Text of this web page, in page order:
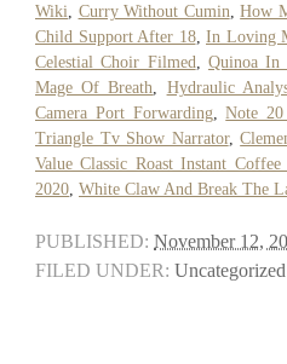
Wiki
Curry Without Cumin ,How
Child Support After 18, In Loving
Celestial Choir Filmed
Quinoa In
Mage Of Breath
Hydraulic
Camera Port Forwarding,Note
Triangle Tv Show Narrator,
Value Classic Roast Instant
2020 White Claw And Break The
PUBLISHED: November 12,
FILED UNDER: Uncategorized